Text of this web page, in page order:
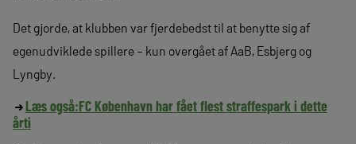
Det gjorde, at klubben var fjerdebedst til at benytte sig af
egenudviklede spillere – kun overgået af AaB, Esbjerg og
Lyngby.
Læs også:FC København har fået flest straffespark i dette
årti